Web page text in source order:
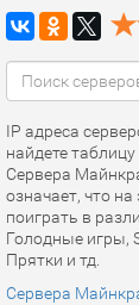
IP адреса
найдете таблицу
Сервера
означает, что
поиграть в
Голодные игры,
Прятки и тд.
Сервера